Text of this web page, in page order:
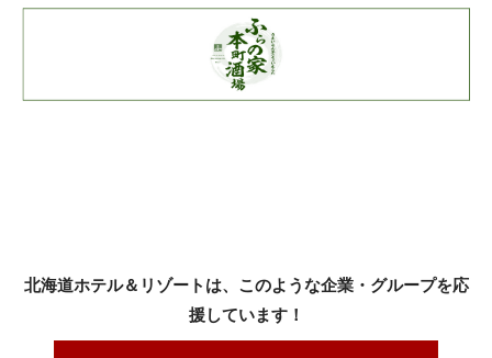
北海道ホテル＆リゾートは、このような企業・グループを応
援しています！